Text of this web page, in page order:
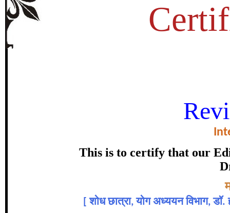
This is to certify that our
Topic:-
[शोध छात्रा, योग अध्ययन विभाग, डाॅ.
मानसिक स्वास्थ्य एवं
certificate of
In recognition of an outstanding